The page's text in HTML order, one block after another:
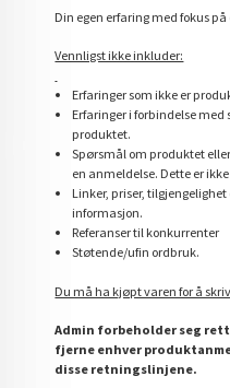
Din egen erfaring med fokus
Vennligst ikke inkluder:
Erfaringer som ikke er
Erfaringer i forbindelse
produktet.
Spørsmål om produktet
en anmeldelse. Dette er
Linker, priser,
informasjon.
Referanser til konkurrenter
Støtende/ufin ordbruk.
Du må ha kjøpt varen for å
Admin forbeholder seg
fjerne enhver
disse retningslinjene.